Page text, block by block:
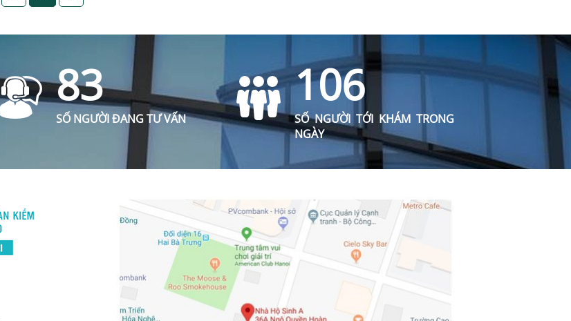
83
SỐ NGƯỜI ĐANG TƯ VẤN
106
SỐ NGƯỜI TỚI KHÁM TRONG
NGÀY